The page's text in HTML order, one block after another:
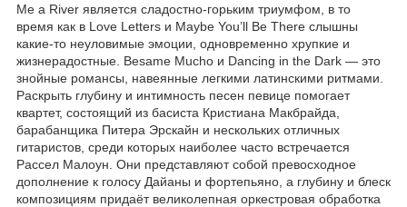
Me a River является сладостно-горьким триумфом, в то
время как в Love Letters и Maybe You’ll Be There слышны
какие-то неуловимые эмоции, одновременно хрупкие и
жизнерадостные. Besame Mucho и Dancing in the Dark — это
знойные романсы, навеянные легкими латинскими ритмами.
Раскрыть глубину и интимность песен певице помогает
квартет, состоящий из басиста Кристиана Макбрайда,
барабанщика Питера Эрскайн и нескольких отличных
гитаристов, среди которых наиболее часто встречается
Рассел Малоун. Они представляют собой превосходное
дополнение к голосу Дайаны и фортепьяно, а глубину и блеск
композициям придаёт великолепная оркестровая обработка